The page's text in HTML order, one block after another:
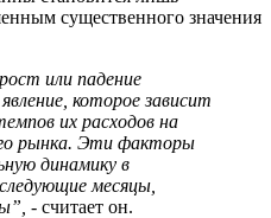
существенного значения
или падение
которое зависит
их расходов на
рынка. Эти факторы
динамику в
месяцы,
- считает он.